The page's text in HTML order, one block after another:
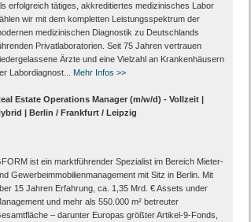
erfolgreich tätiges, akkreditiertes medizinisches Labor
wir mit dem kompletten Leistungs­spektrum der
medizinischen Diagnostik zu Deutschlands
Privat­laboratorien. Seit 75 Jahren vertrauen
Ärzte und eine Vielzahl an Kranken­häusern
Labor­diagnost...
Mehr Infos >>
Estate Operations Manager (m/w/d) - Vollzeit |
| Berlin / Frankfurt / Leipzig
ist ein marktführender Spezialist im Bereich Mieter-
Gewerbeimmobilienmanagement mit Sitz in Berlin. Mit
15 Jahren Erfahrung, ca. 1,35 Mrd. € Assets under
und mehr als 550.000 m² betreuter
– darunter Europas größter Artikel-9-Fonds,